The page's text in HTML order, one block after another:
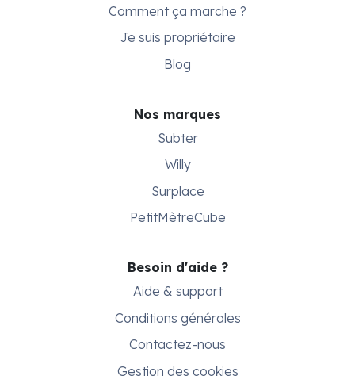
Comment ça marche ?
Je suis propriétaire
Blog
Nos marques
Subter
Willy
Surplace
PetitMètreCube
Besoin d'aide ?
Aide & support
Conditions générales
Contactez-nous
Gestion des cookies